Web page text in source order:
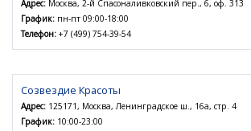
Адрес: Москва, 2-й Спасоналивковский пер., 6, оф. 313
График: пн-пт 09:00-18:00
Телефон: +7 (499) 754-39-54
Созвездие Красоты
Адрес: 125171, Москва, Ленинградское ш., 16а, стр. 4
График: 10:00-23:00